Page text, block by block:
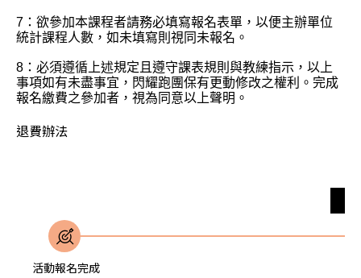
7：欲參加本課程者請務必填寫報名表單，以便主辦單位
統計課程人數，如未填寫則視同未報名。
8：必須遵循上述規定且遵守課表規則與教練指示，以上
事項如有未盡事宜，閃耀跑團保有更動修改之權利。完成
報名繳費之參加者，視為同意以上聲明。
退費辦法
活動報名完成